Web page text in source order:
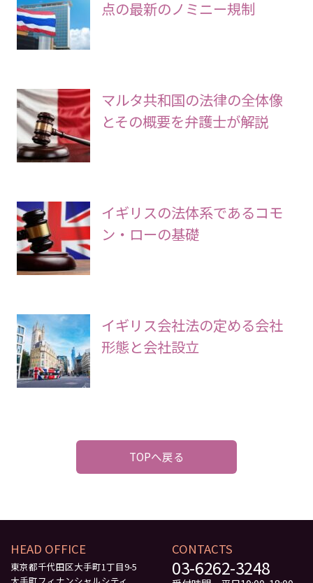
点の最新のノミニー規制
マルタ共和国の法律の全体像
とその概要を弁護士が解説
イギリスの法体系であるコモ
ン・ローの基礎
イギリス会社法の定める会社
形態と会社設立
TOPへ戻る
HEAD OFFICE
東京都千代田区大手町1丁目9-5
CONTACTS
03-6262-3248